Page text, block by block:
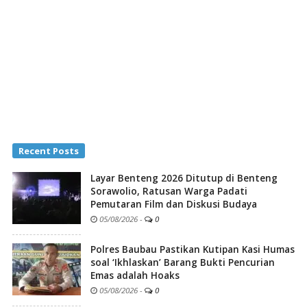
Recent Posts
Layar Benteng 2026 Ditutup di Benteng
Sorawolio, Ratusan Warga Padati
Pemutaran Film dan Diskusi Budaya
05/08/2026 - 0
Polres Baubau Pastikan Kutipan Kasi Humas
soal ‘Ikhlaskan’ Barang Bukti Pencurian
Emas adalah Hoaks
05/08/2026 - 0